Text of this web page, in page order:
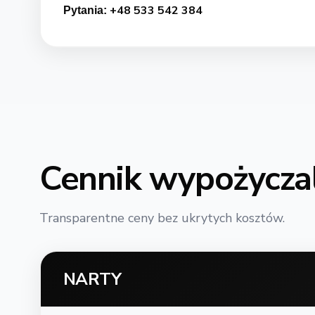
Pytania: +48 533 542 384
Cennik
Transparentne ceny bez ukrytych kosztów.
NARTY